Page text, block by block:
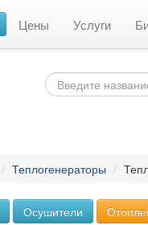
Цены Услуги
/ Теплогенераторы /
Осушители